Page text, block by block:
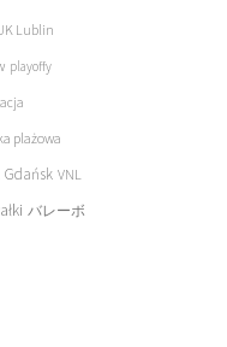
Lublin
playoffy
plażowa
Gdańsk VNL
バレーボ